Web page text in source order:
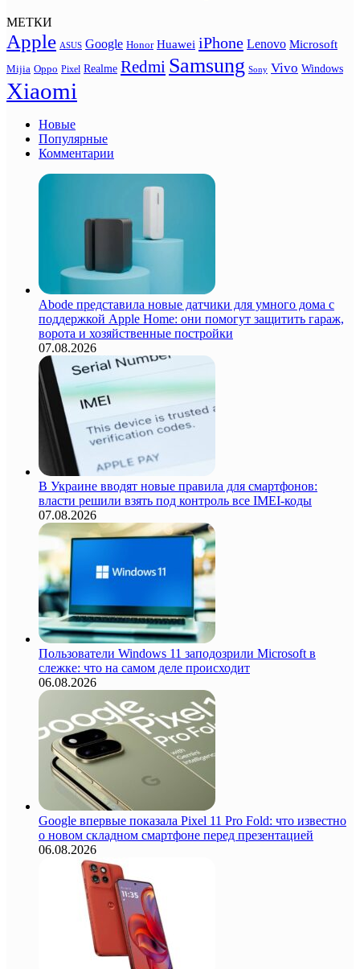
МЕТКИ
Apple ASUS Google Honor Huawei iPhone Lenovo Microsoft
Mijia Oppo Pixel Realme Redmi Samsung Sony Vivo Windows
Xiaomi
Новые
Популярные
Комментарии
Abode представила новые датчики для умного дома с
поддержкой Apple Home: они помогут защитить гараж,
ворота и хозяйственные постройки
07.08.2026
В Украине вводят новые правила для смартфонов:
власти решили взять под контроль все IMEI-коды
07.08.2026
Пользователи Windows 11 заподозрили Microsoft в
слежке: что на самом деле происходит
06.08.2026
Google впервые показала Pixel 11 Pro Fold: что известно
о новом складном смартфоне перед презентацией
06.08.2026